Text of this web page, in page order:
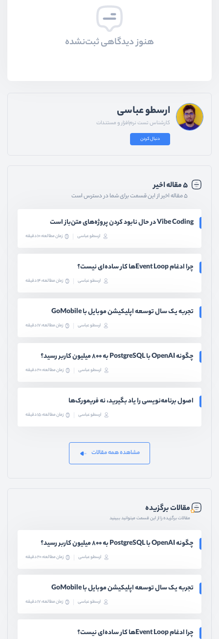
هنوز دیدگاهی ثبت‌نشده
ارسطو عباسی
کارشناس تست نرم‌افزار و مستندات
دنبال کردن
۵ مقاله اخیر
۵ مقاله اخیر از این قسمت برای شما در دسترس است
Vibe Coding در حال نابود کردن پروژه‌های متن‌باز است
ارسطو عباسی زمان مطالعه: 10 دقیقه
چرا ادغام Event Loopها کار ساده‌ای نیست؟
ارسطو عباسی زمان مطالعه: 14 دقیقه
تجربه یک سال توسعه اپلیکیشن موبایل با GoMobile
ارسطو عباسی زمان مطالعه: 17 دقیقه
چگونه OpenAI با PostgreSQL به ۸۰۰ میلیون کاربر رسید؟
ارسطو عباسی زمان مطالعه: 20 دقیقه
اصول برنامه‌نویسی را یاد بگیرید، نه فریمورک‌ها
ارسطو عباسی زمان مطالعه: 15 دقیقه
مشاهده همه مقالات
مقالات برگزیده
مقالات برگزیده را از این قسمت میتوانید ببینید
چگونه OpenAI با PostgreSQL به ۸۰۰ میلیون کاربر رسید؟
ارسطو عباسی زمان مطالعه: 20 دقیقه
تجربه یک سال توسعه اپلیکیشن موبایل با GoMobile
ارسطو عباسی زمان مطالعه: 17 دقیقه
چرا ادغام Event Loopها کار ساده‌ای نیست؟